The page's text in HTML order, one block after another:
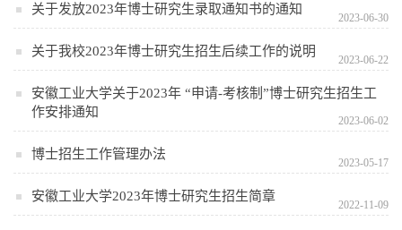
关于发放2023年博士研究生录取通知书的通知
2023-06-30
关于我校2023年博士研究生招生后续工作的说明
2023-06-22
安徽工业大学关于2023年 “申请-考核制”博士研究生招生工
作安排通知
2023-06-02
博士招生工作管理办法
2023-05-17
安徽工业大学2023年博士研究生招生简章
2022-11-09